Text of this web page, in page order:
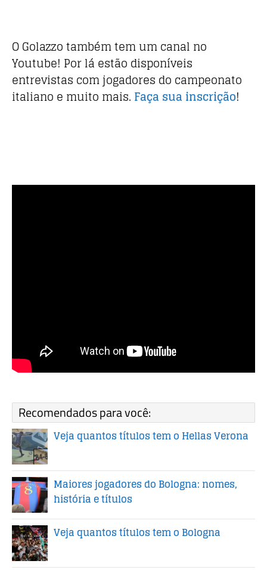
O Golazzo também tem um canal no
Youtube! Por lá estão disponíveis
entrevistas com jogadores do campeonato
italiano e muito mais. Faça sua inscrição!
Recomendados para você:
Veja quantos títulos tem o Hellas Verona
Maiores jogadores do Bologna: nomes,
história e títulos
Veja quantos títulos tem o Bologna